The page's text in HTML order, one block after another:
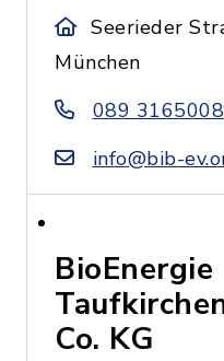
Seerieder
München
089 3165008
info@bib-
BioEnergie
Co. KG